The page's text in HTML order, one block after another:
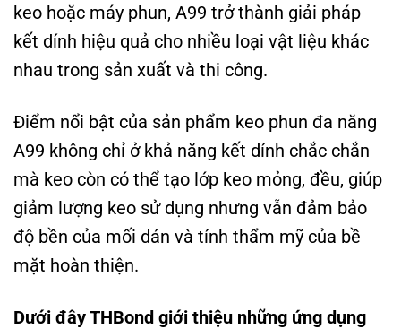
keo hoặc máy phun, A99 trở thành giải pháp
kết dính hiệu quả cho nhiều loại vật liệu khác
nhau trong sản xuất và thi công.
Điểm nổi bật của sản phẩm keo phun đa năng
A99 không chỉ ở khả năng kết dính chắc chắn
mà keo còn có thể tạo lớp keo mỏng, đều, giúp
giảm lượng keo sử dụng nhưng vẫn đảm bảo
độ bền của mối dán và tính thẩm mỹ của bề
mặt hoàn thiện.
Dưới đây THBond giới thiệu những ứng dụng